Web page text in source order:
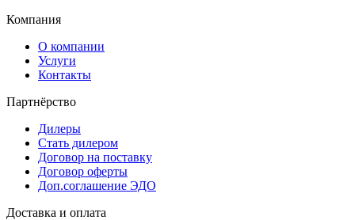
Компания
О компании
Услуги
Контакты
Партнёрство
Дилеры
Стать дилером
Договор на поставку
Договор оферты
Доп.соглашение ЭДО
Доставка и оплата